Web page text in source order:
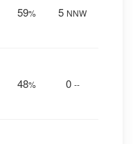
59% 5 NNW
48% 0 --